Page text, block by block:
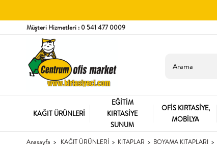
Müşteri Hizmetleri : 0 541 477 0009
KAĞIT ÜRÜNLERİ
EĞİTİM
KIRTASİYE
SUNUM
OFİS KIRTASİYE,
MOBİLYA
Anasayfa KAĞIT ÜRÜNLERİ KITAPLAR BOYAMA KITAPLARI